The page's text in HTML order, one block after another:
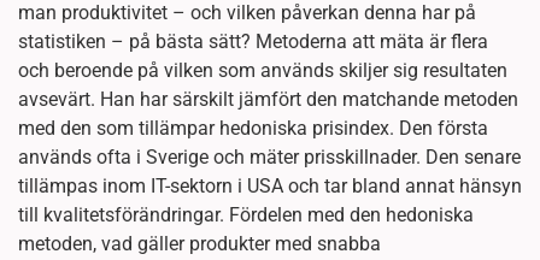
man produktivitet – och vilken påverkan denna har på
statistiken – på bästa sätt? Metoderna att mäta är flera
och beroende på vilken som används skiljer sig resultaten
avsevärt. Han har särskilt jämfört den matchande metoden
med den som tillämpar hedoniska prisindex. Den första
används ofta i Sverige och mäter prisskillnader. Den senare
tillämpas inom IT-sektorn i USA och tar bland annat hänsyn
till kvalitetsförändringar. Fördelen med den hedoniska
metoden, vad gäller produkter med snabba